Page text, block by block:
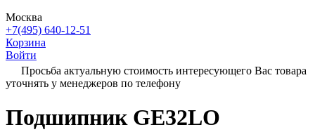
Москва
+7(495) 640-12-51
Корзина
Войти
Просьба актуальную стоимость интересующего Вас товара
уточнять у менеджеров по телефону
Подшипник GE32LO